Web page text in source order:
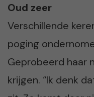
Oud zeer
Verschillende
poging
Geprobeerd haar
krijgen. “Ik denk